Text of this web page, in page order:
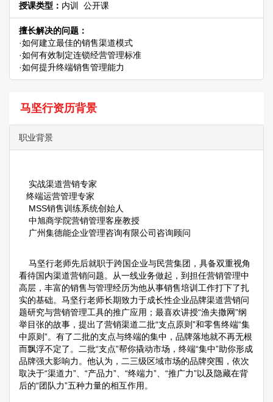
授课类型： 内训 公开课
擅长解决的问题：
·如何建立最佳的销售渠道模式
·如何有效制定连锁经营管理标准
·如何提升终端销售管理能力
马坚行资历背景
职业背景
实战渠道营销专家
终端运营管理专家
MSS销售训练系统创始人
中旭商学院营销管理客座教授
广州集德能企业管理咨询有限公司咨询顾问
马坚行老师先后就职于跨国企业与民营集团，具备双重视角
看待国内渠道营销问题。从一线业务做起，到担任营销管理中
高层，丰富的销售与管理经历为他从事销售培训工作打下了扎
实的基础。马坚行老师长期致力于成长性企业品牌渠道营销问
题研究与营销管理工具的推广应用；最喜欢讲授“渔夫撒网”纲
举目张的故事，提出了营销渠道二批“支点原则”和零售终端“集
中原则”。有了二批的支点与终端的集中，品牌落地就不再无根
而飘浮不定了。二批“支点”帮你撬动市场，终端“集中”助你形成
品牌强大影响力。他认为，二三级区域市场的品牌突围，依次
取决于“渠道力”、“产品力”、“终端力”、“推广力”以及隐藏在背
后的“团队力”五种力量的相互作用。